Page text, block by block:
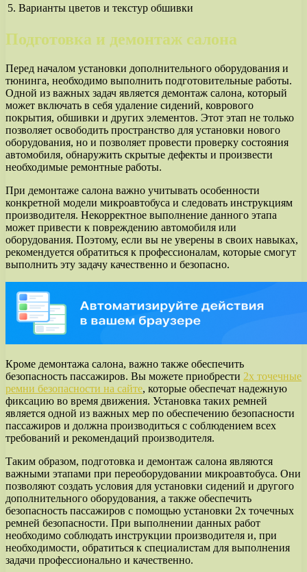
5. Варианты цветов и текстур обшивки
Подготовка и демонтаж салона
Перед началом установки дополнительного оборудования и
тюнинга, необходимо выполнить подготовительные работы.
Одной из важных задач является демонтаж салона, который
может включать в себя удаление сидений, коврового
покрытия, обшивки и других элементов. Этот этап не только
позволяет освободить пространство для установки нового
оборудования, но и позволяет провести проверку состояния
автомобиля, обнаружить скрытые дефекты и произвести
необходимые ремонтные работы.
При демонтаже салона важно учитывать особенности
конкретной модели микроавтобуса и следовать инструкциям
производителя. Некорректное выполнение данного этапа
может привести к повреждению автомобиля или
оборудования. Поэтому, если вы не уверены в своих навыках,
рекомендуется обратиться к профессионалам, которые смогут
выполнить эту задачу качественно и безопасно.
Кроме демонтажа салона, важно также обеспечить
безопасность пассажиров. Вы можете приобрести 2х точечные
ремни безопасности на сайте, которые обеспечат надежную
фиксацию во время движения. Установка таких ремней
является одной из важных мер по обеспечению безопасности
пассажиров и должна производиться с соблюдением всех
требований и рекомендаций производителя.
Таким образом, подготовка и демонтаж салона являются
важными этапами при переоборудовании микроавтобуса. Они
позволяют создать условия для установки сидений и другого
дополнительного оборудования, а также обеспечить
безопасность пассажиров с помощью установки 2х точечных
ремней безопасности. При выполнении данных работ
необходимо соблюдать инструкции производителя и, при
необходимости, обратиться к специалистам для выполнения
задачи профессионально и качественно.